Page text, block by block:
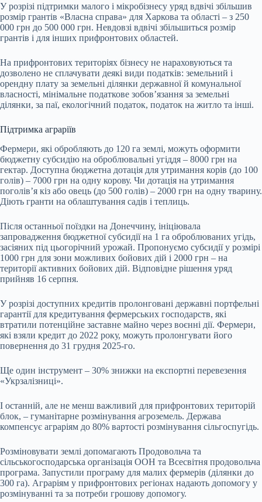
У розрізі підтримки малого і мікробізнесу уряд вдвічі збільшив
розмір грантів «Власна справа» для Харкова та області – з 250
000 грн до 500 000 грн. Невдовзі вдвічі збільшиться розмір
грантів і для інших прифронтових областей.
На прифронтових територіях бізнесу не нараховуються та
дозволено не сплачувати деякі види податків: земельний і
орендну плату за земельні ділянки державної й комунальної
власності, мінімальне податкове зобов’язання за земельні
ділянки, за паї, екологічний податок, податок на житло та інші.
Підтримка аграріїв
Фермери, які обробляють до 120 га землі, можуть оформити
бюджетну субсидію на оброблювальні угіддя – 8000 грн на
гектар. Доступна бюджетна дотація для утримання корів (до 100
голів) – 7000 грн на одну корову. Чи дотація на утримання
поголів’я кіз або овець (до 500 голів) – 2000 грн на одну тварину.
Діють гранти на облаштування садів і теплиць.
Після останньої поїздки на Донеччину, ініціювала
запровадження бюджетної субсидії на 1 га оброблюваних угідь,
засіяних під цьогорічний урожай. Пропонуємо субсидії у розмірі
1000 грн для зони можливих бойових дій і 2000 грн – на
території активних бойових дій. Відповідне рішення уряд
прийняв 16 серпня.
У розрізі доступних кредитів пролонговані державні портфельні
гарантії для кредитування фермерських господарств, які
втратили потенційне заставне майно через воєнні дії. Фермери,
які взяли кредит до 2022 року, можуть пролонгувати його
повернення до 31 грудня 2025-го.
Ще один інструмент – 30% знижки на експортні перевезення
«Укрзалізниці».
І останній, але не менш важливий для прифронтових територій
блок, – гуманітарне розмінування агроземель. Держава
компенсує аграріям до 80% вартості розмінування сільгоспугідь.
Розміновувати землі допомагають Продовольча та
сільськогосподарська організація ООН та Всесвітня продовольча
програма. Запустили програму для малих фермерів (ділянки до
300 га). Аграріям у прифронтових регіонах надають допомогу у
розмінуванні та за потреби грошову допомогу.